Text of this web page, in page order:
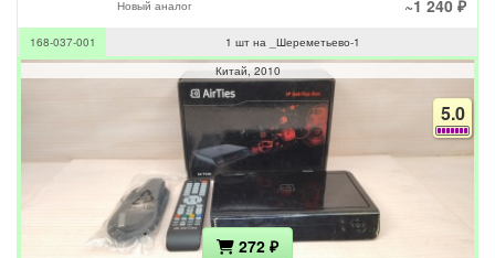
Новый аналог ~1 240 ₽
168-037-001
1 шт на _Шереметьево-1
Китай 2010
5.0
272 ₽